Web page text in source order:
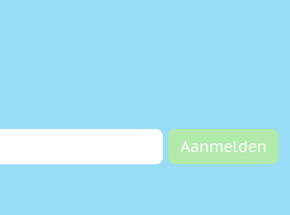
Aanmelden